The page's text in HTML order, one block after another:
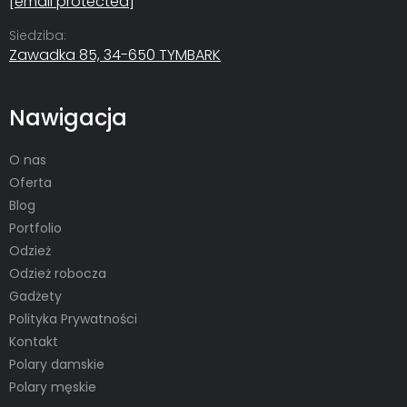
Siedziba:
Zawadka 85, 34-650 TYMBARK
Nawigacja
O nas
Oferta
Blog
Portfolio
Odzież
Odzież robocza
Gadżety
Polityka Prywatności
Kontakt
Polary damskie
Polary męskie